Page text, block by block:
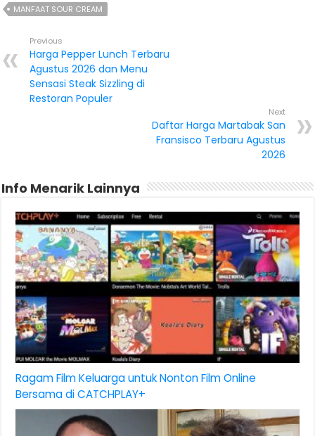
MANFAAT SOUR CREAM
Previous
Harga Pepper Lunch Terbaru
Agustus 2026 dan Menu
Sensasi Steak Sizzling di
Restoran Populer
Next
Daftar Harga Martabak San
Fransisco Terbaru Agustus
2026
Info Menarik Lainnya
Ragam Film Keluarga untuk Nonton Film Online
Bersama di CATCHPLAY+